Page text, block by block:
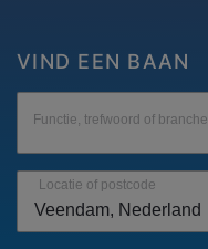
VIND EEN BAAN
Functie, trefwoord of branche
Locatie of postcode